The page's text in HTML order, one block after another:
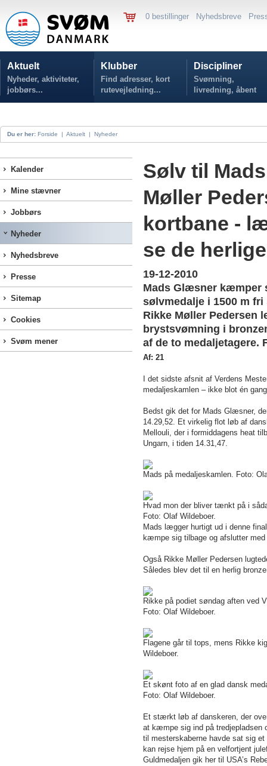
0 bestillinger Nyhedsbreve
Aktuelt
Nyheder, aktiviteter,
jobbørs...
Klubber
Find adresser, kort
rutevejledning...
Discipliner
Svømning,
livredning, åbent
vand...
Du er her: Forside | Aktuelt | Nyheder
Kalender
Mine stævner
Jobbørs
Nyheder
Nyhedsbreve
Presse
Sitemap
Cookies
Svøm mener
Sølv til
Møller
kortbane -
se de
19-12-2010
Mads Glæsner kæmper
sølvmedalje i 1500 m
Rikke Møller Pedersen
brystsvømning i
af de to medaljetagere.
Af: 21
I det sidste afsnit af Verdens
medaljeskamlen – ikke blot én
Bedst gik det for Mads Glæsner,
14.29,52. Et virkelig flot løb af
Mellouli, der i formiddagens heat
Ungarn, i tiden 14.31,47.
Mads på medaljeskamlen. Foto:
Hvad mon der bliver tænkt på i
Foto: Olaf Wildeboer.
Mads lægger hurtigt ud i denne
kæmpe sig tilbage og afslutter
Også Rikke Møller Pedersen
Således blev det til en herlig
Rikke på podiet søndag aften ved
Foto: Olaf Wildeboer.
Flagene går til tops, mens Rikke
Wildeboer.
Et skønt foto af en glad dansk
Foto: Olaf Wildeboer.
Et stærkt løb af danskeren, der
at kæmpe sig ind på tredjepladsen
til mesterskaberne havde sat sig
kan rejse hjem på en velfortjent
Guldmedaljen gik her til USA’s